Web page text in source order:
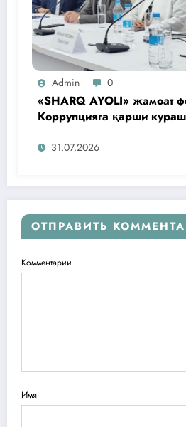
Admin 0
«SHARQ AYOLI» жамоат
Коррупцияга қарши
агентлигидаги жамоат
ташаббусларини тақдим
31.07.2026
ОТПРАВИТЬ
Комментарии
Имя